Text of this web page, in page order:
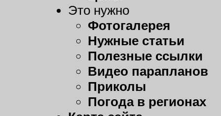
Это нужно
Фотогалерея
Нужные статьи
Полезные ссылки
Видео парапланов
Приколы
Погода в регионах